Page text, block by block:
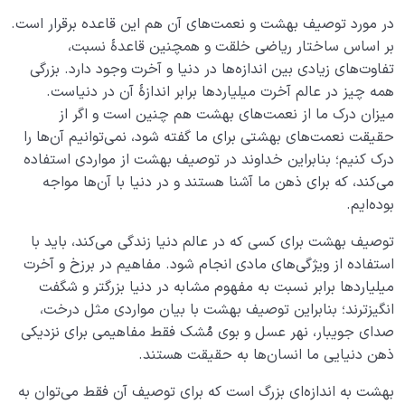
در مورد توصیف بهشت و نعمت‌های آن هم این قاعده برقرار است.
بر اساس ساختار ریاضی خلقت و همچنین قاعدۀ نسبت،
تفاوت‌های زیادی بین اندازه‌ها در دنیا و آخرت وجود دارد. بزرگی
همه چیز در عالم آخرت میلیاردها برابر اندازۀ آن در دنیاست.
میزان درک ما از نعمت‌های بهشت هم چنین است و اگر از
حقیقت نعمت‌های بهشتی برای ما گفته شود، نمی‌توانیم آن‌ها را
درک کنیم؛ بنابراین خداوند در توصیف بهشت از مواردی استفاده
می‌کند، که برای ذهن ما آشنا هستند و در دنیا با آن‌ها مواجه
بوده‌ایم.
توصیف بهشت برای کسی که در عالم دنیا زندگی می‌کند، باید با
استفاده از ویژگی‌های مادی انجام شود. مفاهیم در برزخ و آخرت
میلیاردها برابر نسبت به مفهوم مشابه در دنیا بزرگتر و شگفت‌
انگیزترند؛ بنابراین توصیف بهشت با بیان مواردی مثل درخت،
صدای جویبار، نهر عسل و بوی مُشک فقط مفاهیمی برای نزدیکی
ذهن دنیایی ما انسان‌ها به حقیقت هستند.
بهشت به اندازه‌ای بزرگ است که برای توصیف آن فقط می‌توان به